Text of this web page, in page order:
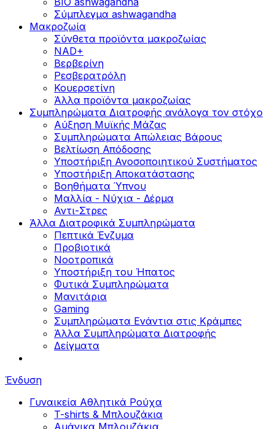
Σύμπλεγμα ashwagandha
Μακροζωία
Σύνθετα προϊόντα μακροζωίας
NAD+
Βερβερίνη
Ρεσβερατρόλη
Κουερσετίνη
Άλλα προϊόντα μακροζωίας
Συμπληρώματα Διατροφής ανάλογα τον στόχο
Αύξηση Μυϊκής Μάζας
Συμπληρώματα Aπώλειας Βάρους
Βελτίωση Απόδοσης
Υποστήριξη Ανοσοποιητικού Συστήματος
Yποστήριξη Αποκατάστασης
Βοηθήματα Ύπνου
Μαλλία - Νύχια - Δέρμα
Αντι-Στρες
Άλλα Διατροφικά Συμπληρώματα
Πεπτικά Ένζυμα
Προβιοτικά
Νοοτροπικά
Υποστήριξη του Ήπατος
Φυτικά Συμπληρώματα
Μανιτάρια
Gaming
Συμπληρώματα Ενάντια στις Κράμπες
Άλλα Συμπληρώματα Διατροφής
Δείγματα
Ένδυση
Γυναικεία Αθλητικά Ρούχα
T-shirts & Μπλουζάκια
Αμάνικα Μπλουζάκια